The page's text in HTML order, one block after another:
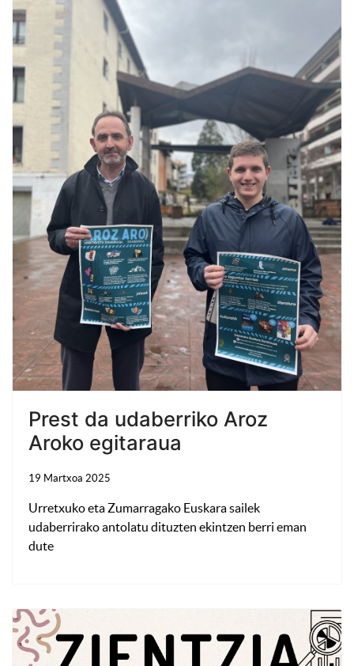
Prest da udaberriko Aroz
Aroko egitaraua
19 Martxoa 2025
Urretxuko eta Zumarragako Euskara sailek
udaberrirako antolatu dituzten ekintzen berri eman
dute